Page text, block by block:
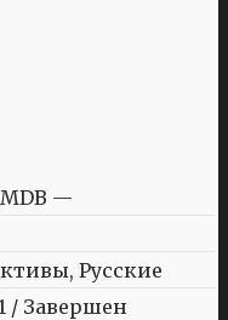
—
Русские
/ Завершен